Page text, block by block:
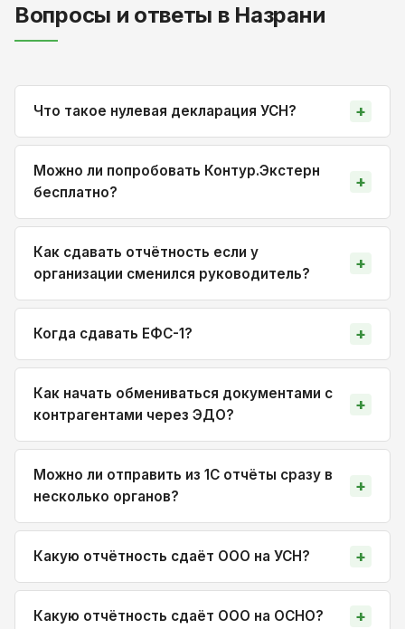
Вопросы и ответы в Назрани
Что такое нулевая декларация УСН?
Можно ли попробовать Контур.Экстерн
бесплатно?
Как сдавать отчётность если у
организации сменился руководитель?
Когда сдавать ЕФС-1?
Как начать обмениваться документами с
контрагентами через ЭДО?
Можно ли отправить из 1С отчёты сразу в
несколько органов?
Какую отчётность сдаёт ООО на УСН?
Какую отчётность сдаёт ООО на ОСНО?